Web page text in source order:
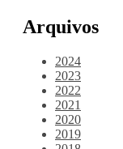
Arquivos
2024
2023
2022
2021
2020
2019